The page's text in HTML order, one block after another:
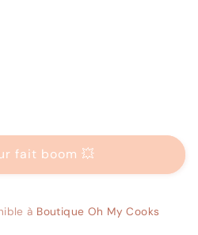
fait boom 💥
à Boutique Oh My Cooks